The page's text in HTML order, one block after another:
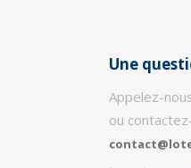
Une
Appelez-
ou